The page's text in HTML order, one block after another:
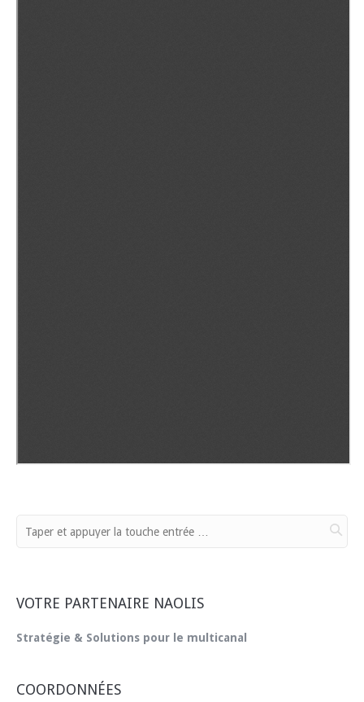
VOTRE PARTENAIRE NAOLIS
Stratégie & Solutions pour le multicanal
COORDONNÉES